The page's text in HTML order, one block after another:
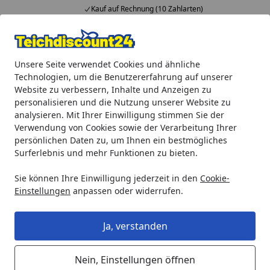
Unsere Seite verwendet Cookies und ähnliche
Technologien, um die Benutzererfahrung auf unserer
Website zu verbessern, Inhalte und Anzeigen zu
personalisieren und die Nutzung unserer Website zu
analysieren. Mit Ihrer Einwilligung stimmen Sie der
Verwendung von Cookies sowie der Verarbeitung Ihrer
persönlichen Daten zu, um Ihnen ein bestmögliches
Surferlebnis und mehr Funktionen zu bieten.
Sie können Ihre Einwilligung jederzeit in den Cookie-
Einstellungen anpassen oder widerrufen.
Ja, verstanden
Nein, Einstellungen öffnen
Kauf auf Rechnung (10 Zahlarten)
Alle Produkte
Mein Konto
Suchen
Startseite
Heissner Flügelrad für P15100E-00 (ET11-ZP15E)
Heissner Flügelrad für P15100E-00
(ET11-ZP15E)